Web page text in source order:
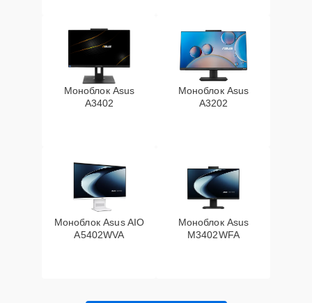
Моноблок Asus
A3402
Моноблок Asus
A3202
Моноблок Asus AIO
A5402WVA
Моноблок Asus
M3402WFA